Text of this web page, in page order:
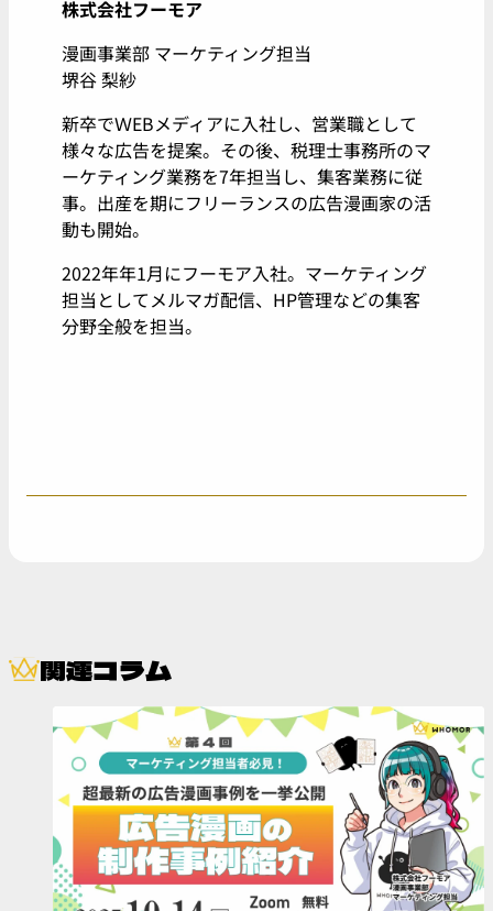
株式会社フーモア
漫画事業部 マーケティング担当
堺谷 梨紗
新卒でＷEBメディアに入社し、営業職として
様々な広告を提案。その後、税理士事務所のマ
ーケティング業務を7年担当し、集客業務に従
事。出産を期にフリーランスの広告漫画家の活
動も開始。
2022年年1月にフーモア入社。マーケティング
担当としてメルマガ配信、HP管理などの集客
分野全般を担当。
関連コラム